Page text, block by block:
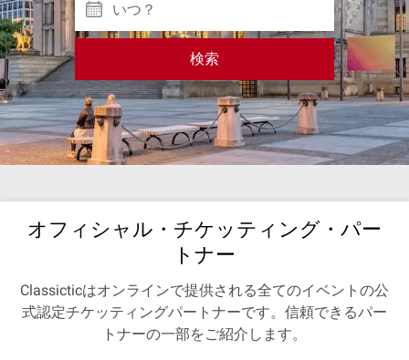
いつ？
検索
オフィシャル・チケッティング・パー
トナー
Classicticはオンラインで提供される全てのイベントの公
式認定チケッティングパートナーです。信頼できるパー
トナーの一部をご紹介します。